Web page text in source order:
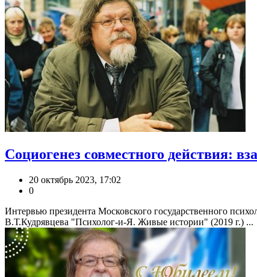
Социогенез совместного действия:
20 октябрь 2023, 17:02
0
Интервью президента Московского государственного
В.Т.Кудрявцева "Психолог-и-Я. Живые истории" (2019 г.) ...